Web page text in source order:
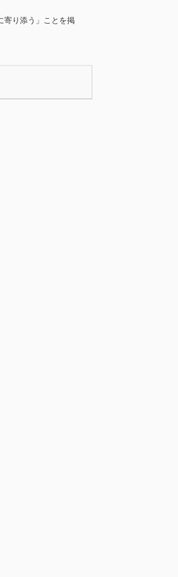
寄り添う」ことを掲